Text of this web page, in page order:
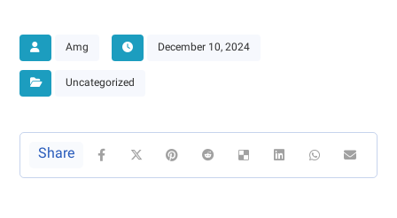
Amg December 10, 2024
Uncategorized